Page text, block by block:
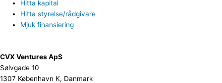
Hitta kapital
Hitta styrelse/rådgivare
Mjuk finansiering
CVX Ventures ApS
Sølvgade 10
1307 København K, Danmark